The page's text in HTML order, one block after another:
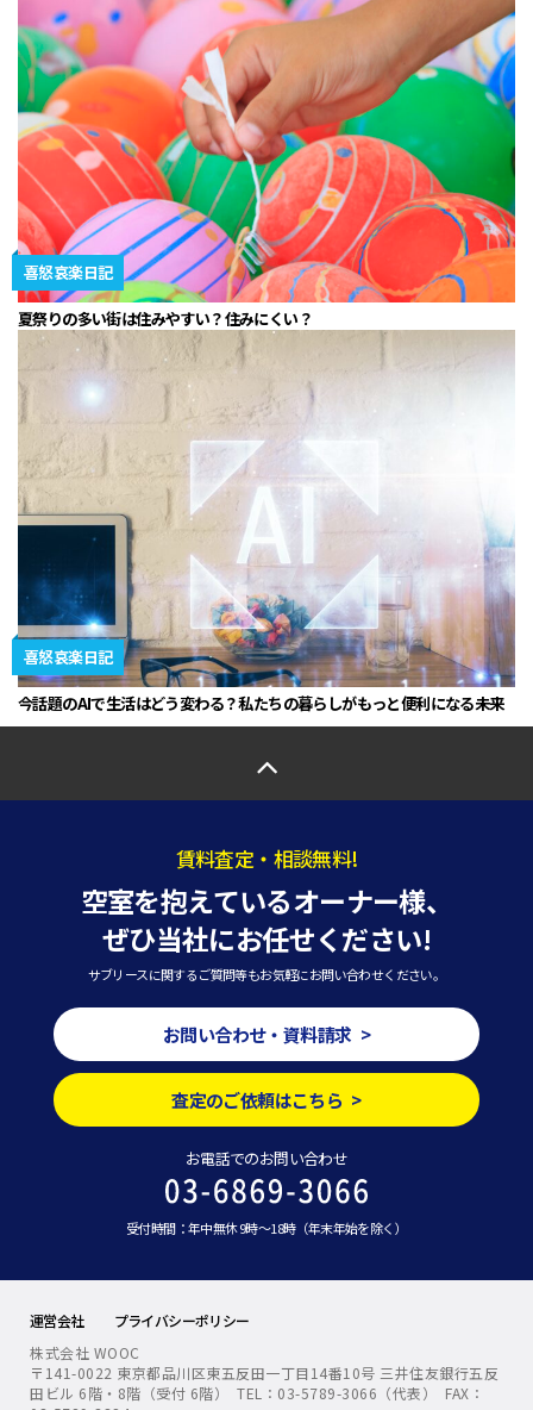
喜怒哀楽日記
夏祭りの多い街は住みやすい？住みにくい？
喜怒哀楽日記
今話題のAIで生活はどう変わる？私たちの暮らしがもっと便利になる未来
賃料査定・相談無料!
空室を抱えているオーナー様、
ぜひ当社にお任せください!
サブリースに関するご質問等もお気軽にお問い合わせください。
お問い合わせ・資料請求 >
査定のご依頼はこちら >
お電話でのお問い合わせ
受付時間：年中無休 9時～18時（年末年始を除く）
運営会社
プライバシーポリシー
株式会社 WOOC
〒141-0022 東京都品川区東五反田一丁目14番10号 三井住友銀行五反
田ビル 6階・8階（受付 6階） TEL：03-5789-3066（代表） FAX：